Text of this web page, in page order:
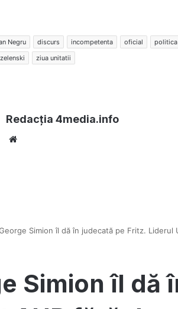
Negru discurs incompetenta oficial politica
zelenski ziua unitatii
Redacția 4media.info